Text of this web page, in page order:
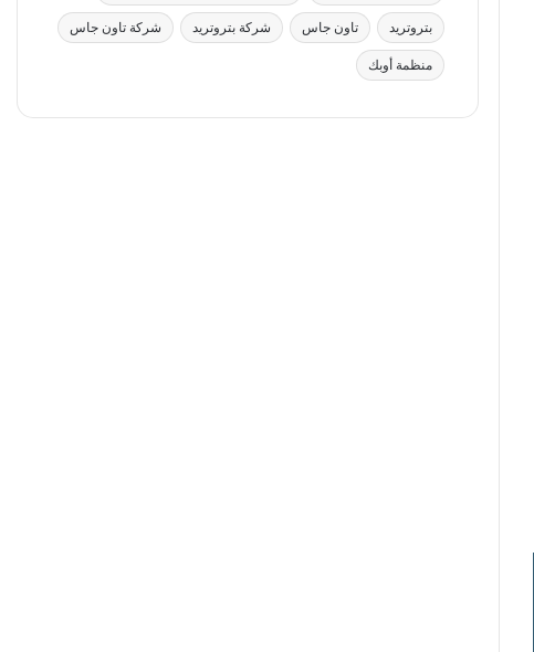
بتروتريد تاون جاس شركة بتروتريد شركة تاون جاس
منظمة أوبك